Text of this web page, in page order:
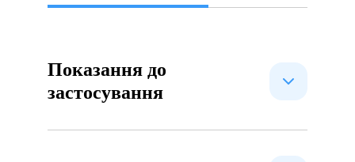
Показання до
застосування